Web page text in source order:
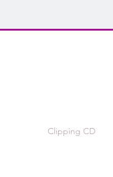
Clipping CD